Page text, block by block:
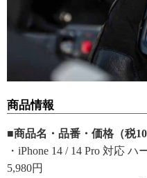
商品情報
■商品名・品番・価格（税10
・iPhone 14 / 14 Pro 対応
5,980円